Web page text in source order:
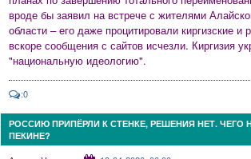
вроде бы заявил на встрече с жителями
области – его даже процитировали киргизские
вскоре сообщения с сайтов исчезли. Киргизия
"национальную идеологию".
:0
РОССИЮ ПРИПЁРЛИ К СТЕНКЕ, РЕШЕНИЯ НЕТ. ЧЕГО
ПЕКИНЕ?